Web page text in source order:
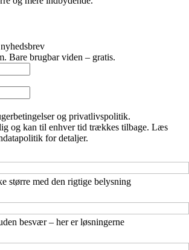
Bare brugbar viden – gratis.
og privatlivspolitik.
og kan til enhver tid trækkes tilbage. Læs
for detaljer.
større med den rigtige belysning
besvær – her er løsningerne